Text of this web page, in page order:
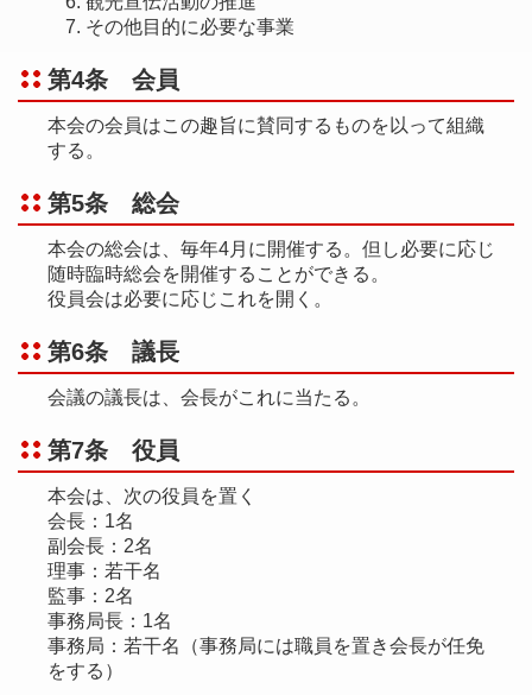
その他目的に必要な事業
第4条 会員
本会の会員はこの趣旨に賛同するものを以って組織
する。
第5条 総会
本会の総会は、毎年4月に開催する。但し必要に応じ
随時臨時総会を開催することができる。
役員会は必要に応じこれを開く。
第6条 議長
会議の議長は、会長がこれに当たる。
第7条 役員
本会は、次の役員を置く
会長：1名
副会長：2名
理事：若干名
監事：2名
事務局長：1名
事務局：若干名（事務局には職員を置き会長が任免
をする）